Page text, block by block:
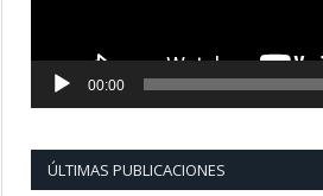
00:00
ÚLTIMAS PUBLICACIONES